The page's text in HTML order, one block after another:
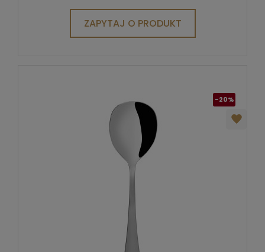
ZAPYTAJ O PRODUKT
-20%